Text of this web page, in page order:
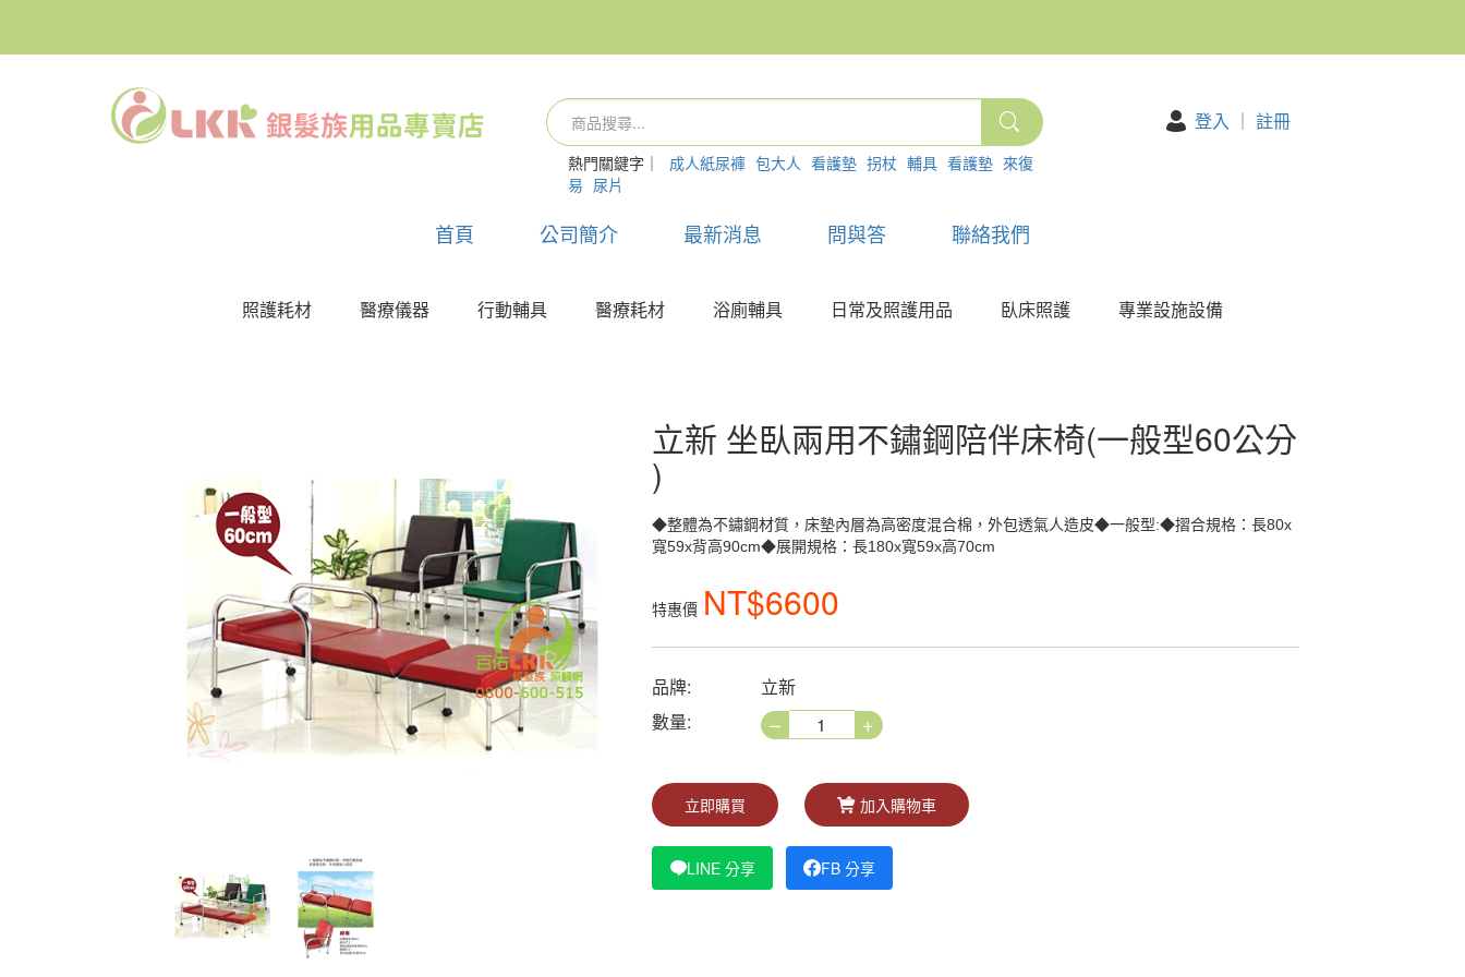
熱門關鍵字｜ 成人紙尿褲 包大人 看護墊 拐杖 輔具 看護墊 來復
易 尿片
登入 ｜ 註冊
首頁 公司簡介 最新消息 問與答 聯絡我們
照護耗材 醫療儀器 行動輔具 醫療耗材 浴廁輔具 日常及照護用品 臥床照護 專業設施設備
立新 坐臥兩用不鏽鋼陪伴床椅(一般型60公分
)
◆整體為不鏽鋼材質，床墊內層為高密度混合棉，外包透氣人造皮◆一般型:◆摺合規格：長80x
寬59x背高90cm◆展開規格：長180x寬59x高70cm
特惠價 NT$6600
品牌:
立新
數量:
– +
立即購買 加入購物車
LINE 分享 FB 分享